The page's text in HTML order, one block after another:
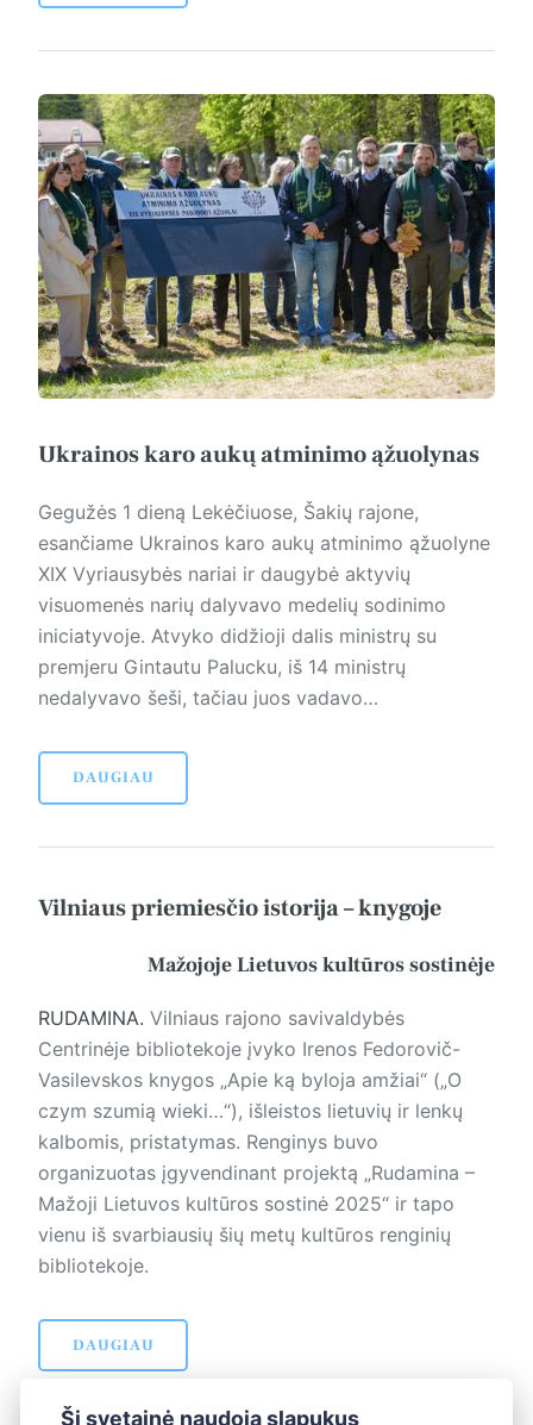
Ukrainos karo aukų atminimo ąžuolynas
Gegužės 1 dieną Lekėčiuose, Šakių rajone,
esančiame Ukrainos karo aukų atminimo ąžuolyne
XIX Vyriausybės nariai ir daugybė aktyvių
visuomenės narių dalyvavo medelių sodinimo
iniciatyvoje. Atvyko didžioji dalis ministrų su
premjeru Gintautu Palucku, iš 14 ministrų
nedalyvavo šeši, tačiau juos vadavo…
DAUGIAU
Vilniaus priemiesčio istorija – knygoje
Mažojoje Lietuvos kultūros sostinėje
RUDAMINA. Vilniaus rajono savivaldybės
Centrinėje bibliotekoje įvyko Irenos Fedorovič-
Vasilevskos knygos „Apie ką byloja amžiai“ („O
czym szumią wieki…“), išleistos lietuvių ir lenkų
kalbomis, pristatymas. Renginys buvo
organizuotas įgyvendinant projektą „Rudamina –
Mažoji Lietuvos kultūros sostinė 2025“ ir tapo
vienu iš svarbiausių šių metų kultūros renginių
bibliotekoje.
DAUGIAU
Ši svetainė naudoja slapukus